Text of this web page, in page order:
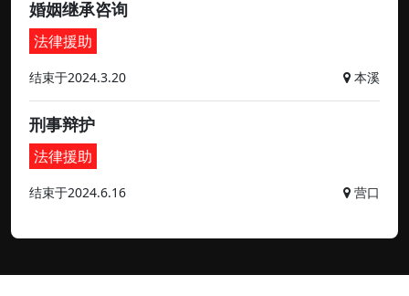
婚姻继承咨询
法律援助
结束于2024.3.20 本溪
刑事辩护
法律援助
结束于2024.6.16 营口